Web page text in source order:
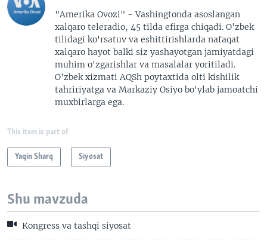
"Amerika Ovozi" - Vashingtonda asoslangan
xalqaro teleradio, 45 tilda efirga chiqadi. O'zbek
tilidagi ko'rsatuv va eshittirishlarda nafaqat
xalqaro hayot balki siz yashayotgan jamiyatdagi
muhim o'zgarishlar va masalalar yoritiladi.
O'zbek xizmati AQSh poytaxtida olti kishilik
tahririyatga va Markaziy Osiyo bo'ylab jamoatchi
muxbirlarga ega.
This item is part of
Yaqin Sharq Siyosat
Shu mavzuda
Kongress va tashqi siyosat